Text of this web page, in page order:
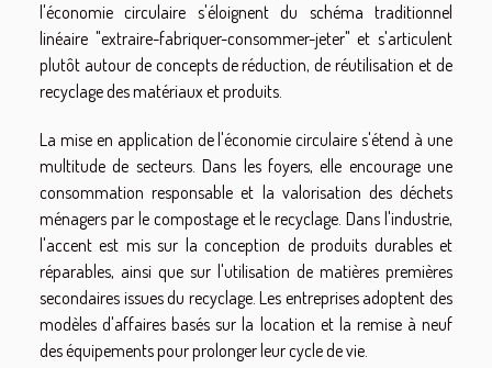
l'économie circulaire s'éloignent du schéma traditionnel
linéaire "extraire-fabriquer-consommer-jeter" et s'articulent
plutôt autour de concepts de réduction, de réutilisation et de
recyclage des matériaux et produits.
La mise en application de l'économie circulaire s'étend à une
multitude de secteurs. Dans les foyers, elle encourage une
consommation responsable et la valorisation des déchets
ménagers par le compostage et le recyclage. Dans l'industrie,
l'accent est mis sur la conception de produits durables et
réparables, ainsi que sur l'utilisation de matières premières
secondaires issues du recyclage. Les entreprises adoptent des
modèles d'affaires basés sur la location et la remise à neuf
des équipements pour prolonger leur cycle de vie.